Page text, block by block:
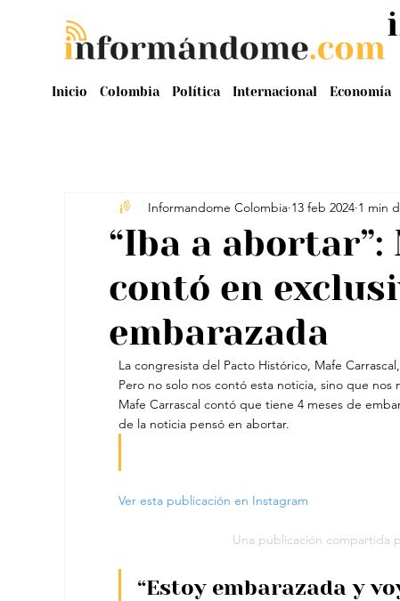
Inicio Colombia Política Internacional Economía
“Iba a
contó en
embarazada
Informandome Colombia 13 feb 2024 1 min
La congresista del Pacto Histórico, Mafe
Pero no solo nos contó esta noticia, sino que
Mafe Carrascal contó que tiene 4 meses de
de la noticia pensó en abortar.
Ver esta publicación en Instagram
Una publicación compartida
“Estoy embarazada y